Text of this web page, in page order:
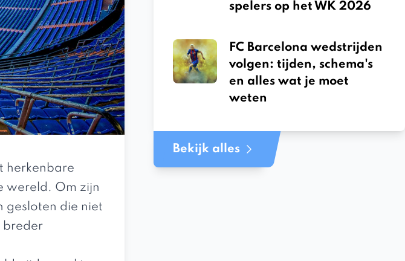
herkenbare
wereld. Om zijn
gesloten die niet
breder
spelers op het WK 2026
FC Barcelona wedstrijden
volgen: tijden, schema's
en alles wat je moet
weten
Bekijk alles